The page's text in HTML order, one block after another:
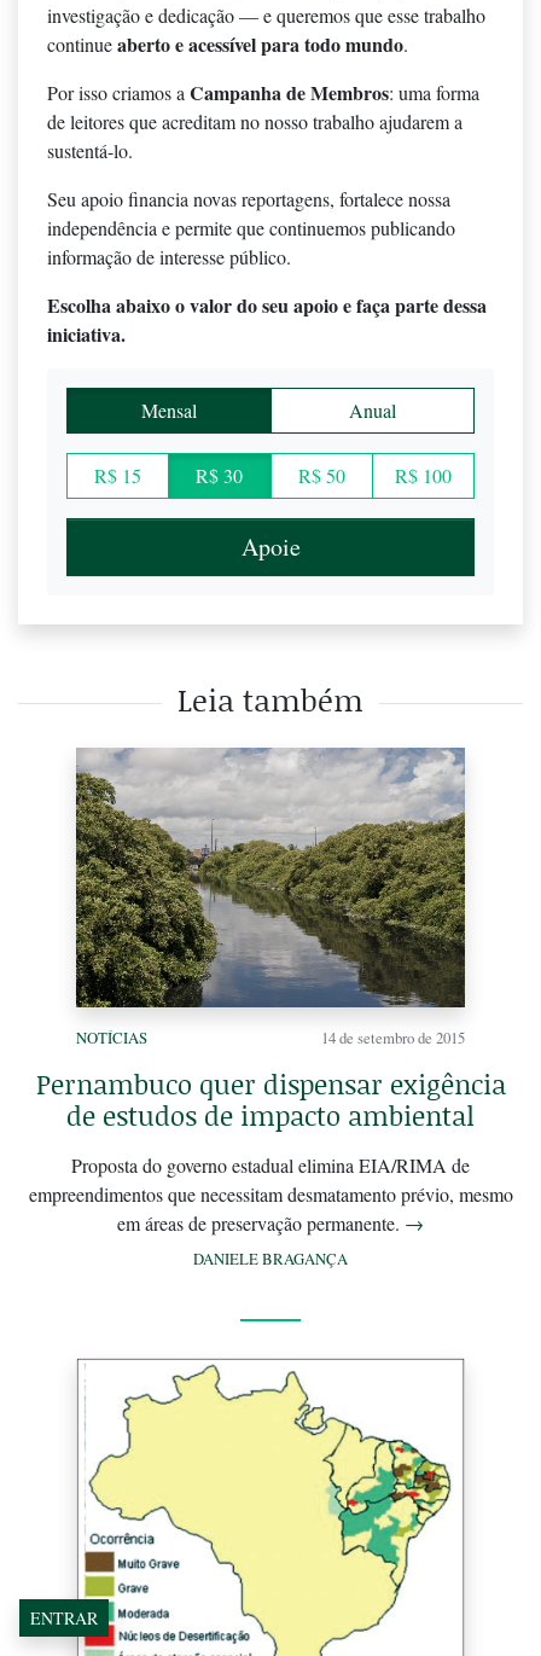
investigação e dedicação — e queremos que esse trabalho
continueaberto e acessível para todo mundo.
Por isso criamos a Campanha de Membros: uma forma
de leitores que acreditam no nosso trabalho ajudarem a
sustentá-lo.
Seu apoio financia novas reportagens, fortalece nossa
independência e permite que continuemos publicando
informação de interesse público.
Escolha abaixo o valor do seu apoio e faça parte dessa
iniciativa.
Mensal Anual
R$ 15 R$ 30 R$ 50 R$ 100
Apoie
Leia também
NOTÍCIAS 14 de setembro de 2015
Pernambuco quer dispensar exigência
de estudos de impacto ambiental
Proposta do governo estadual elimina EIA/RIMA de
empreendimentos que necessitam desmatamento prévio, mesmo
em áreas de preservação permanente. →
DANIELE BRAGANÇA
ENTRAR